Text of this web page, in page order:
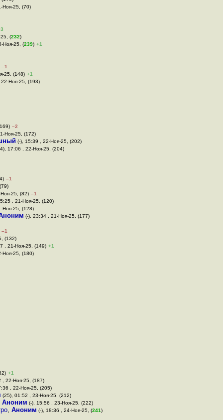
Ноя-25, (70)
(232)
Ноя-25, (239) +1
–1
25, (148) +1
Ноя-25, (193)
–2
Ноя-25, (172)
(-), 15:39 , 22-Ноя-25, (202)
17:06 , 22-Ноя-25, (204)
–1
25, (82) –1
, 21-Ноя-25, (120)
Ноя-25, (128)
(-), 23:34 , 21-Ноя-25, (177)
–1
(132)
, 21-Ноя-25, (149) +1
Ноя-25, (180)
+1
, 22-Ноя-25, (187)
, 22-Ноя-25, (205)
(25), 01:52 , 23-Ноя-25, (212)
Аноним (-), 15:56 , 23-Ноя-25, (222)
, Аноним (-), 18:36 , 24-Ноя-25, (241)